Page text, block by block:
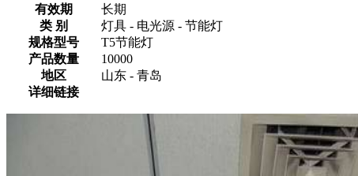
有效期
长期
类 别
灯具 - 电光源 - 节能灯
规格型号
T5节能灯
产品数量
10000
地区
山东 - 青岛
详细链接